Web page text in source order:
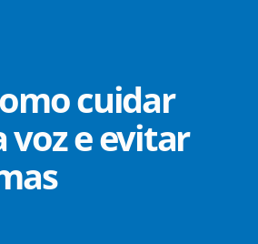
cuidar
voz e evitar